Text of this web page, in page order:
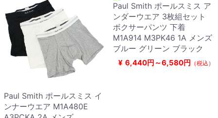
Paul Smith ポールスミス イ
ンナーウエア M1A480E
Paul Smith ポールスミス ア
ンダーウエア 3枚組セット
ボクサーパンツ 下着
M1A914 M3PK46 1A メンズ
ブルー グリーン ブラック
¥ 6,440円～6,580円 （税込）